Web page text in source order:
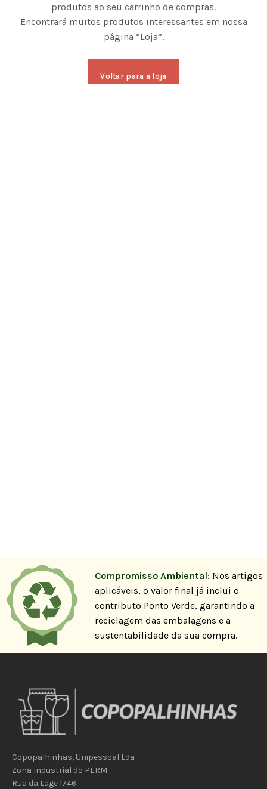
produtos ao seu carrinho de compras.
Encontrará muitos produtos interessantes em nossa
página “Loja”.
Voltar para a loja
Compromisso Ambiental: Nos artigos
aplicáveis, o valor final já inclui o
contributo Ponto Verde, garantindo a
reciclagem das embalagens e a
sustentabilidade da sua compra.
Copopalhinhas, Unipessoal Lda
Zona Industrial do PERM
Rua da Lage 1746